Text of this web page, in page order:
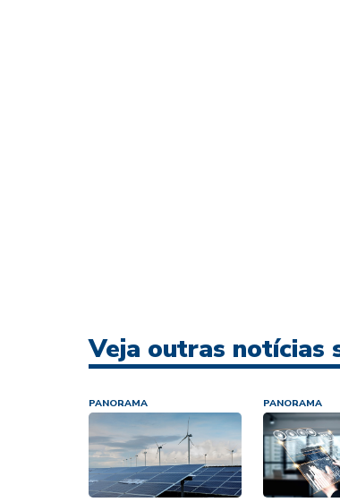
Veja outras notícias
PANORAMA PANORAMA